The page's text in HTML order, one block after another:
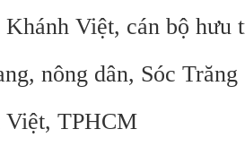
Khánh Việt, cán bộ hưu
nông dân, Sóc Trăng
Việt, TPHCM